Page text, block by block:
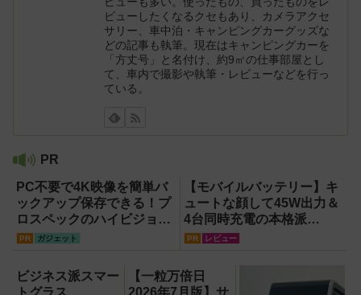
ビューしたくなるクセもあり、カメラアクセ
サリー、車中泊・キャンピングカーグッズな
どの記事も執筆。現在はキャンピングカーを
「方丈号」と名付け、約9㎡の仕事部屋とし
て、車内で撮影や執筆・レビューなどを行っ
ている。
PR
PC不要で4K映像を簡単バ
ックアップ保存できる！プ
ロスペックのハイビジョン
レコーダー『HVE705-
PR ガジェット
【モバイルバッテリー】キ
ュートな顔して45W出力＆
4台同時充電の本格派
『RORRY CharmGo オー
バイルファンもノートPCも
安心
PR レビュー
ビジネス派スマー
トグラス
【一粒万倍日
2026年7月版】サ